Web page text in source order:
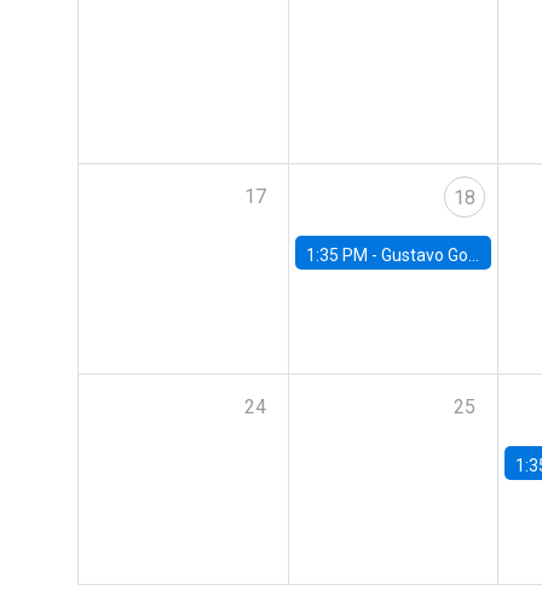
17 18
1:35 PM - Gustavo González, Banco Central de Chile
24 25